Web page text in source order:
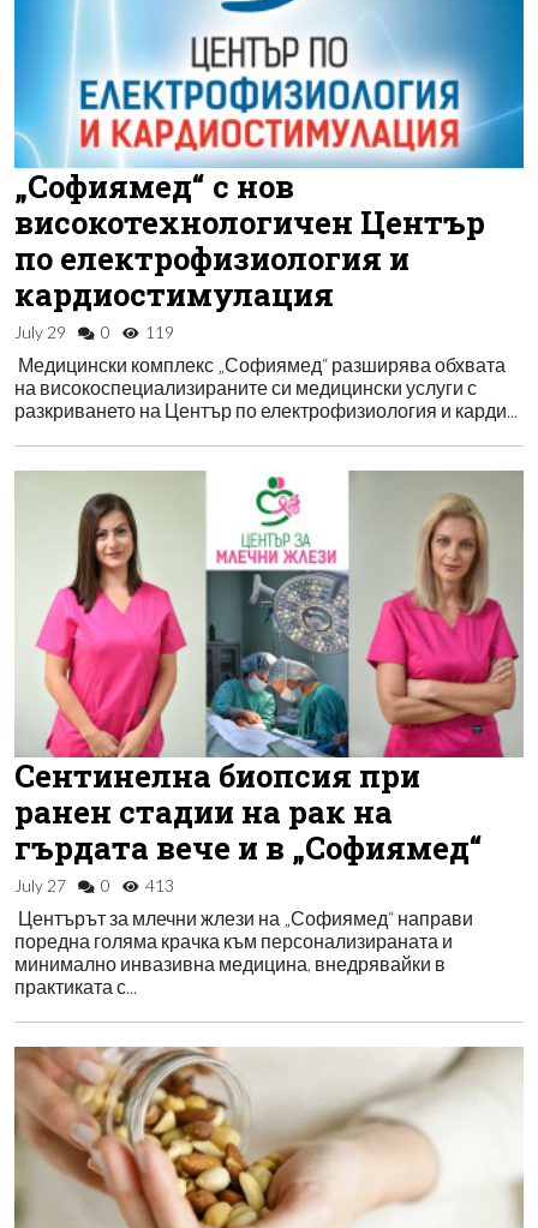
„Софиямед“ с нов
високотехнологичен Център
по електрофизиология и
кардиостимулация
July 29 0 119
Медицински комплекс „Софиямед“ разширява обхвата
на високоспециализираните си медицински услуги с
разкриването на Център по електрофизиология и карди...
Сентинелна биопсия при
ранен стадии на рак на
гърдата вече и в „Софиямед“
July 27 0 413
Центърът за млечни жлези на „Софиямед“ направи
поредна голяма крачка към персонализираната и
минимално инвазивна медицина, внедрявайки в
практиката с...